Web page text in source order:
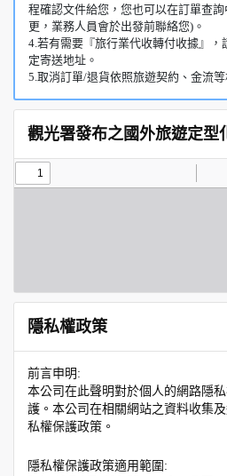
程確認文件給您，您也可以在訂單查
更，業務人員會於出發前聯絡您)。
4.若有需要『旅行業代收轉付收據』
定寄送地址。
5.取消訂單/退貨依照旅遊契約、金流等
觀光署發布之國外旅遊定型
隱私權政策
前言申明:
本公司在此聲明對於個人的網路隱
護。本公司在相關網站之資料收集
私權保護政策。
隱私權保護政策適用範圍: